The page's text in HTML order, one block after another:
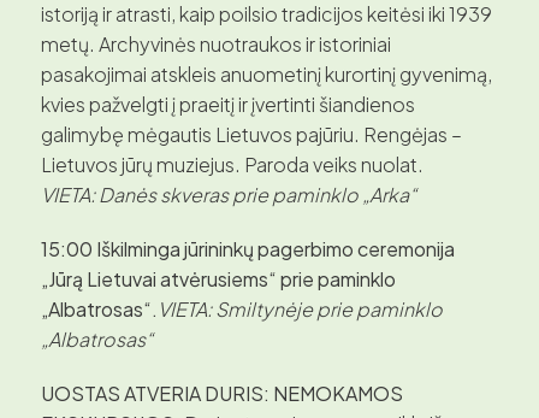
istoriją ir atrasti, kaip poilsio tradicijos keitėsi iki 1939
metų. Archyvinės nuotraukos ir istoriniai
pasakojimai atskleis anuometinį kurortinį gyvenimą,
kvies pažvelgti į praeitį ir įvertinti šiandienos
galimybę mėgautis Lietuvos pajūriu. Rengėjas –
Lietuvos jūrų muziejus. Paroda veiks nuolat.
VIETA: Danės skveras prie paminklo „Arka“
15:00 Iškilminga jūrininkų pagerbimo ceremonija
„Jūrą Lietuvai atvėrusiems“ prie paminklo
„Albatrosas“. VIETA: Smiltynėje prie paminklo
„Albatrosas“
UOSTAS ATVERIA DURIS: NEMOKAMOS